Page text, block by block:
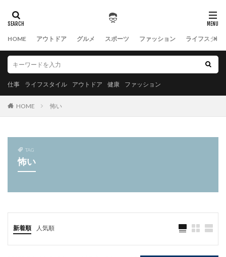
HOME アウトドア グルメ スポーツ ファッション ライフスタイ
仕事 ライフスタイル アウトドア 健康 ファッション
HOME 怖い
TAG
怖い
新着順 人気順